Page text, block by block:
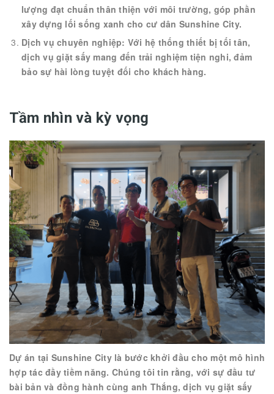
lượng đạt chuẩn thân thiện với môi trường, góp phần
xây dựng lối sống xanh cho cư dân Sunshine City.
Dịch vụ chuyên nghiệp: Với hệ thống thiết bị tối tân,
dịch vụ giặt sấy mang đến trải nghiệm tiện nghi, đảm
bảo sự hài lòng tuyệt đối cho khách hàng.
Tầm nhìn và kỳ vọng
Dự án tại Sunshine City là bước khởi đầu cho một mô hình
hợp tác đầy tiềm năng. Chúng tôi tin rằng, với sự đầu tư
bài bản và đồng hành cùng anh Thắng, dịch vụ giặt sấy